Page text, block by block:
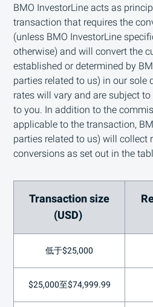
BMO InvestorLine acts as
transaction that requires the
(unless BMO InvestorLine
otherwise) and will convert the
established or determined by
parties related to us) in our sole
rates will vary and are subject
to you. In addition to the
applicable to the transaction,
parties related to us) will collect
conversions as set out in the
Transaction size
(USD)
低于$25,000
$25,000至$74,999.99